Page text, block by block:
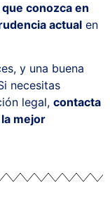
conozca en
actual en
y una buena
necesitas
legal, contacta
mejor